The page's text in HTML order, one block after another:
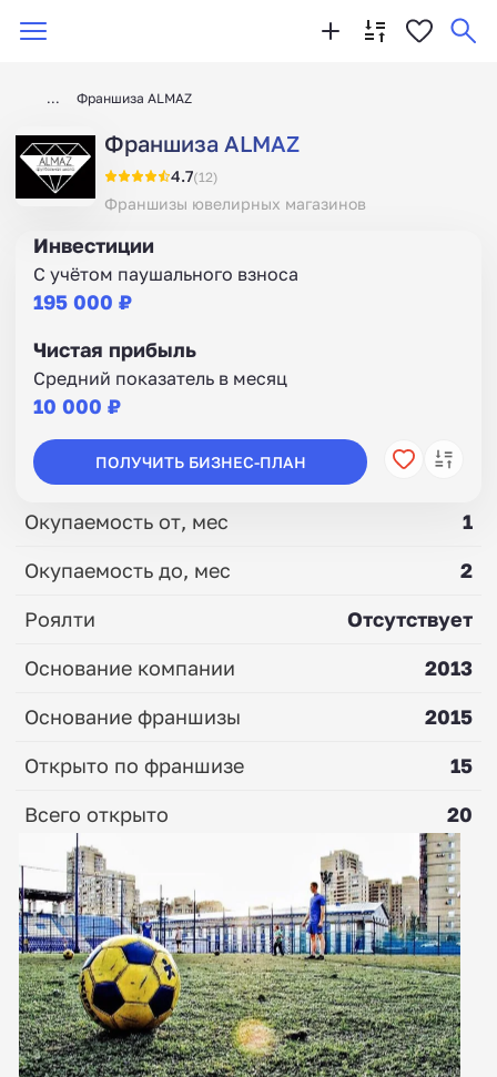
Франшиза ALMAZ
Франшиза ALMAZ
4.7(12)
Франшизы ювелирных магазинов
Инвестиции
С учётом паушального взноса
195 000 ₽
Чистая прибыль
Средний показатель в месяц
10 000 ₽
ПОЛУЧИТЬ БИЗНЕС-ПЛАН
Окупаемость от, мес
1
Окупаемость до, мес
2
Роялти
Отсутствует
Основание компании
2013
Основание франшизы
2015
Открыто по франшизе
15
Всего открыто
20